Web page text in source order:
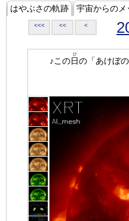
はやぶさの軌跡 宇宙からのメ
<<< << <
♪この日
ひ
の「あけぼの